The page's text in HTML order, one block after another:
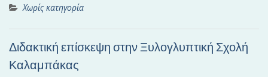
Χωρίς κατηγορία
Διδακτική επίσκεψη στην Ξυλογλυπτική Σχολή
Καλαμπάκας